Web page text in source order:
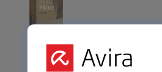
Avira Prime